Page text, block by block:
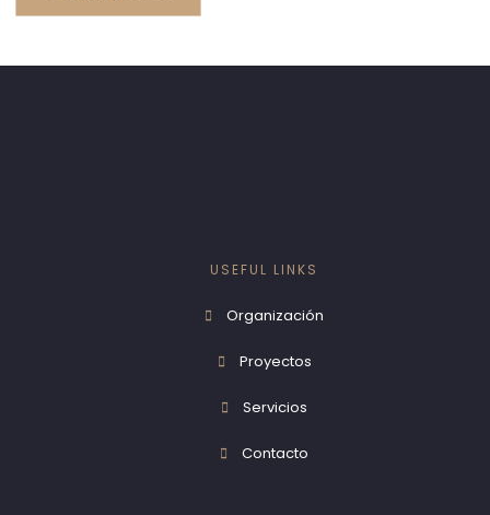
USEFUL LINKS
Organización
Proyectos
Servicios
Contacto